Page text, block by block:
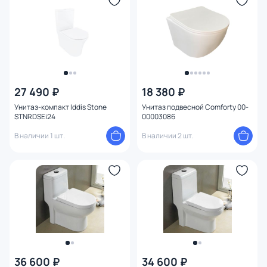
27 490 ₽
Унитаз-компакт Iddis Stone
STNRDSEi24
В наличии 1 шт.
18 380 ₽
Унитаз подвесной Comforty 00-
00003086
В наличии 2 шт.
36 600 ₽ 34 600 ₽
Материал сидения
Поверхность
Тип унитаза / чаши
Направление выпуска
Тип смыва в чаше
Режим слива воды
Подвод воды